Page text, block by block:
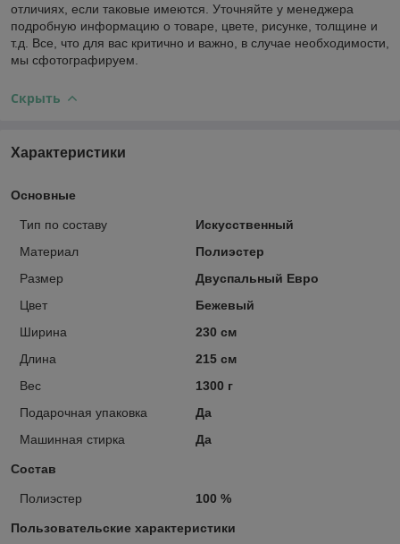
отличиях, если таковые имеются. Уточняйте у менеджера
подробную информацию о товаре, цвете, рисунке, толщине и
т.д. Все, что для вас критично и важно, в случае необходимости,
мы сфотографируем.
Скрыть
Характеристики
Основные
Тип по составу
Искусственный
Материал
Полиэстер
Размер
Двуспальный Евро
Цвет
Бежевый
Ширина
230 см
Длина
215 см
Вес
1300 г
Подарочная упаковка
Да
Машинная стирка
Да
Состав
Полиэстер 100 %
Пользовательские характеристики